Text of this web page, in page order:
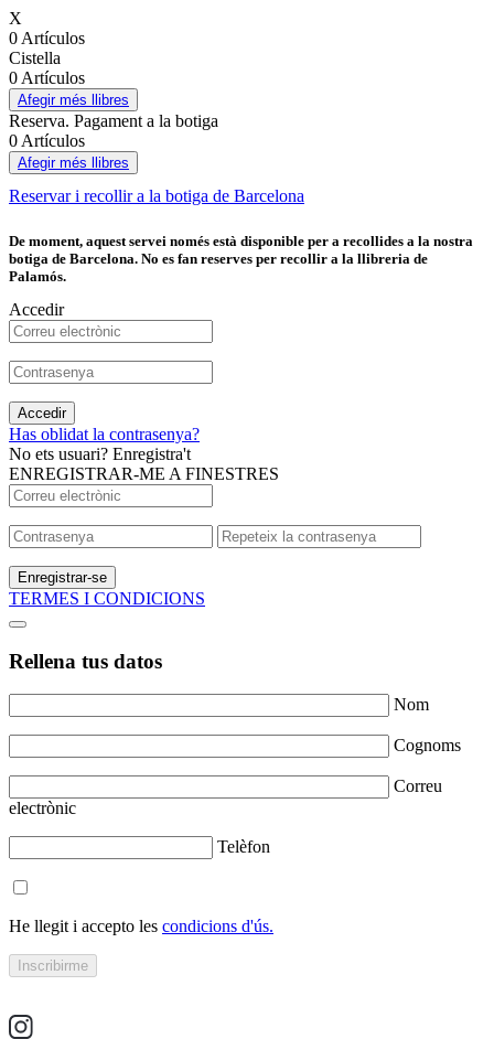
X
0 Artículos
Cistella
0 Artículos
Afegir més llibres
Reserva. Pagament a la botiga
0 Artículos
Afegir més llibres
Reservar i recollir a la botiga de Barcelona
De moment, aquest servei només està disponible per a recollides a la nostra
botiga de Barcelona. No es fan reserves per recollir a la llibreria de
Palamós.
Accedir
Accedir
Has oblidat la contrasenya?
No ets usuari? Enregistra't
ENREGISTRAR-ME A FINESTRES
Enregistrar-se
TERMES I CONDICIONS
Rellena tus datos
Nom
Cognoms
Correu
electrònic
Telèfon
He llegit i accepto les condicions d'ús.